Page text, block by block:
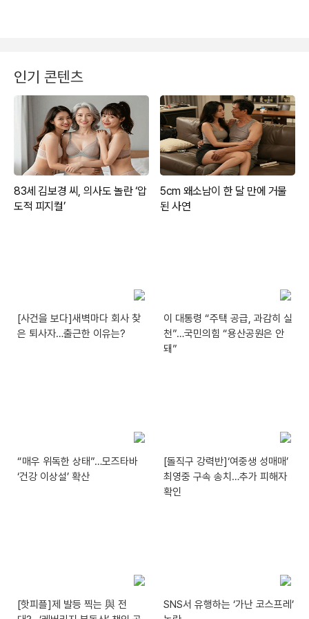
인기 콘텐츠
[사건을 보다]새벽마다 회사 찾
은 퇴사자…출근한 이유는?
이 대통령 “주택 공급, 과감히 실
천”…국민의힘 “용산공원은 안
돼”
“매우 위독한 상태”…모즈타바
‘건강 이상설’ 확산
[돌직구 강력반]‘여중생 성매매’
최영중 구속 송치…추가 피해자
확인
[핫피플]제 발등 찍는 與 전
SNS서 유행하는 ‘가난 코스프레’